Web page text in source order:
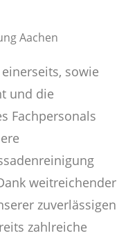
sowie
und die
Fachpersonals
weitreichender
zuverlässigen
zahlreiche